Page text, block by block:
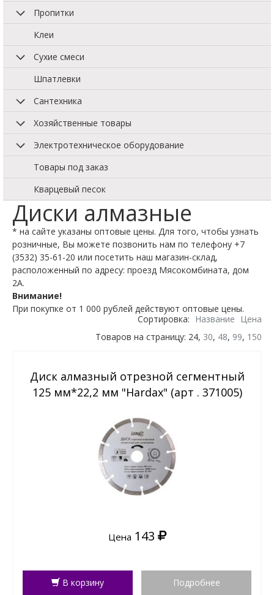
Пропитки
Клеи
Сухие смеси
Шпатлевки
Сантехника
Хозяйственные товары
Электротехническое оборудование
Товары под заказ
Кварцевый песок
Диски алмазные
* на сайте указаны оптовые цены. Для того, чтобы узнать
розничные, Вы можете позвонить нам по телефону +7
(3532) 35-61-20 или посетить наш магазин-склад,
расположенный по адресу: проезд Мясокомбината, дом
2А.
Внимание!
При покупке от 1 000 рублей действуют оптовые цены.
Сортировка: Название Цена
Товаров на страницу: 24, 30, 48, 99, 150
Диск алмазный отрезной сегментный
125 мм*22,2 мм "Hardax" (арт . 371005)
Цена 143
В корзину Подробнее